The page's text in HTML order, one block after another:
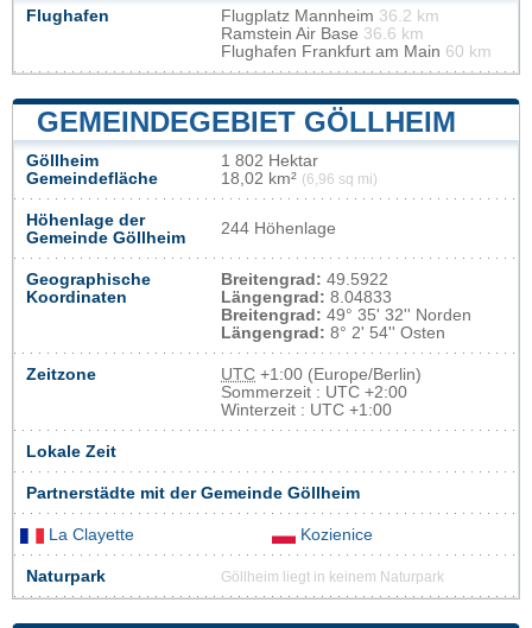
Flughafen Flugplatz Mannheim 36.2 km
Ramstein Air Base 36.6 km
Flughafen Frankfurt am Main 60 km
GEMEINDEGEBIET GÖLLHEIM
Göllheim
Gemeindefläche
1 802 Hektar
18,02 km² (6,96 sq mi)
Höhenlage der
Gemeinde Göllheim
244 Höhenlage
Geographische
Koordinaten
Breitengrad: 49.5922
Längengrad: 8.04833
Breitengrad: 49° 35' 32'' Norden
Längengrad: 8° 2' 54'' Osten
Zeitzone UTC +1:00 (Europe/Berlin)
Sommerzeit : UTC +2:00
Winterzeit : UTC +1:00
Lokale Zeit
Partnerstädte mit der Gemeinde Göllheim
La Clayette Kozienice
Naturpark Göllheim liegt in keinem Naturpark